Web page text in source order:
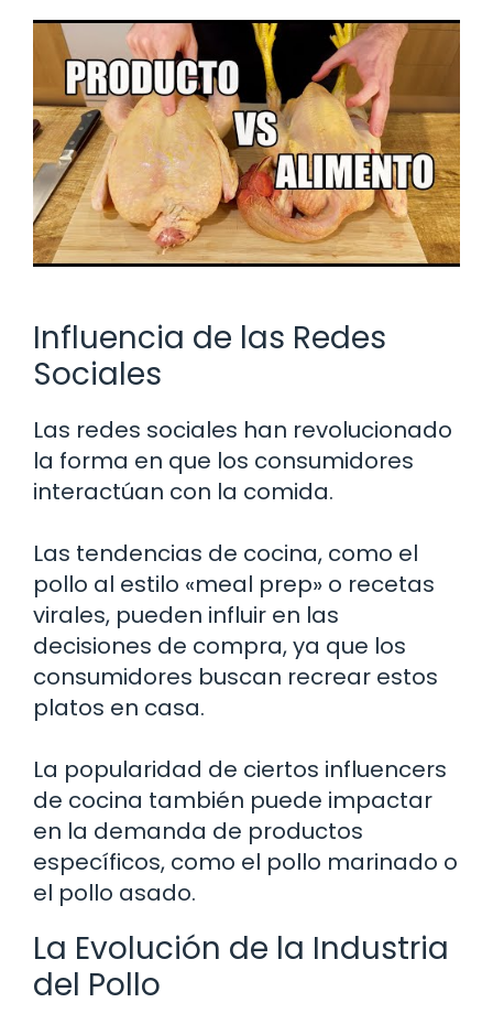
Influencia de las Redes
Sociales
Las redes sociales han revolucionado
la forma en que los consumidores
interactúan con la comida.
Las tendencias de cocina, como el
pollo al estilo «meal prep» o recetas
virales, pueden influir en las
decisiones de compra, ya que los
consumidores buscan recrear estos
platos en casa.
La popularidad de ciertos influencers
de cocina también puede impactar
en la demanda de productos
específicos, como el pollo marinado o
el pollo asado.
La Evolución de la Industria
del Pollo